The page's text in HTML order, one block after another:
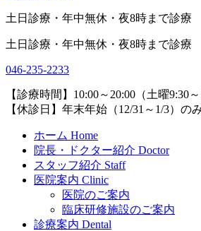
土日診療・年中無休・夜8時まで診療
土日診療・年中無休・夜8時まで診療
046-235-2233
【診療時間】 10:00～20:00（土曜9:30
【休診日】 年末年始（12/31～1/3）の
ホーム Home
院長・ドクター紹介 Doctor
スタッフ紹介 Staff
医院案内 Clinic
医院のご案内
臨床研修施設のご案内
診療案内 Dental